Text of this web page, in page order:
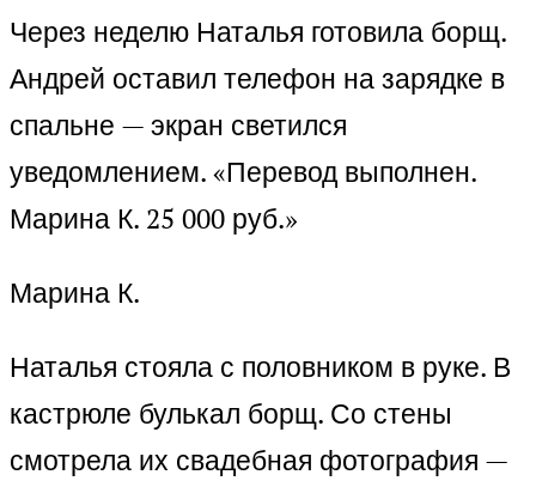
Через неделю Наталья готовила борщ.
Андрей оставил телефон на зарядке в
спальне — экран светился
уведомлением. «Перевод выполнен.
Марина К. 25 000 руб.»
Марина К.
Наталья стояла с половником в руке. В
кастрюле булькал борщ. Со стены
смотрела их свадебная фотография —